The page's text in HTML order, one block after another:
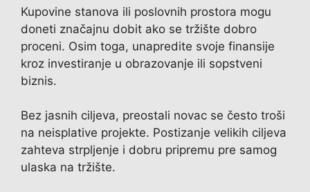
Kupovine stanova ili poslovnih prostora mogu
doneti značajnu dobit ako se tržište dobro
proceni. Osim toga, unapredite svoje finansije
kroz investiranje u obrazovanje ili sopstveni
biznis.
Bez jasnih ciljeva, preostali novac se često troši
na neisplative projekte. Postizanje velikih ciljeva
zahteva strpljenje i dobru pripremu pre samog
ulaska na tržište.